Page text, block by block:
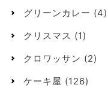
グリーンカレー (4)
クリスマス (1)
クロワッサン (2)
ケーキ屋 (126)